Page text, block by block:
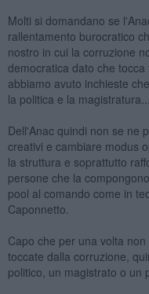
Molti si domandano se
rallentamento burocratico
nostro in cui la corruzione
democratica dato che
abbiamo avuto inchieste
la politica e la
Dell'Anac quindi non se ne
creativi e cambiare modus
la struttura e soprattutto
persone che la
pool al comando come in
Caponnetto.
Capo che per una volta
toccate dalla corruzione,
politico, un magistrato o un